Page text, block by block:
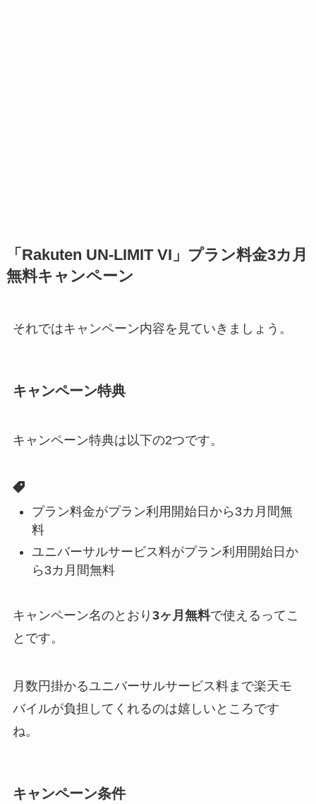
「Rakuten UN-LIMIT VI」プラン料金3カ月
無料キャンペーン
それではキャンペーン内容を見ていきましょう。
キャンペーン特典
キャンペーン特典は以下の2つです。
プラン料金がプラン利用開始日から3カ月間無
料
ユニバーサルサービス料がプラン利用開始日か
ら3カ月間無料
キャンペーン名のとおり 3ヶ月無料で使えるってこ
とです。
月数円掛かるユニバーサルサービス料まで楽天モ
バイルが負担してくれるのは嬉しいところです
ね。
キャンペーン条件